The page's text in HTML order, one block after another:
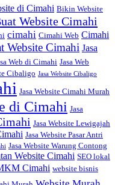
di Cimahi Bikin Website
Website Cimahi
cimahi Cimahi Web Cimahi
Website Cimahi Jasa
Web di Cimahi Jasa Web
Cibaligo Jasa Website Cibaligo
Jasa Website Cimahi Murah
di Cimahi Jasa
Jasa Website Lewigajah
Jasa Website Pasar Antri
Jasa Website Warung Contong
Website Cimahi SEO lokal
Cimahi website bisnis